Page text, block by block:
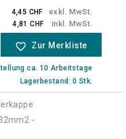
4,45 CHF exkl. MwSt.
4,81 CHF inkl. MwSt.
favorite_border Zur Merkliste
ca. 10 Arbeitstage
Lagerbestand: 0 Stk.